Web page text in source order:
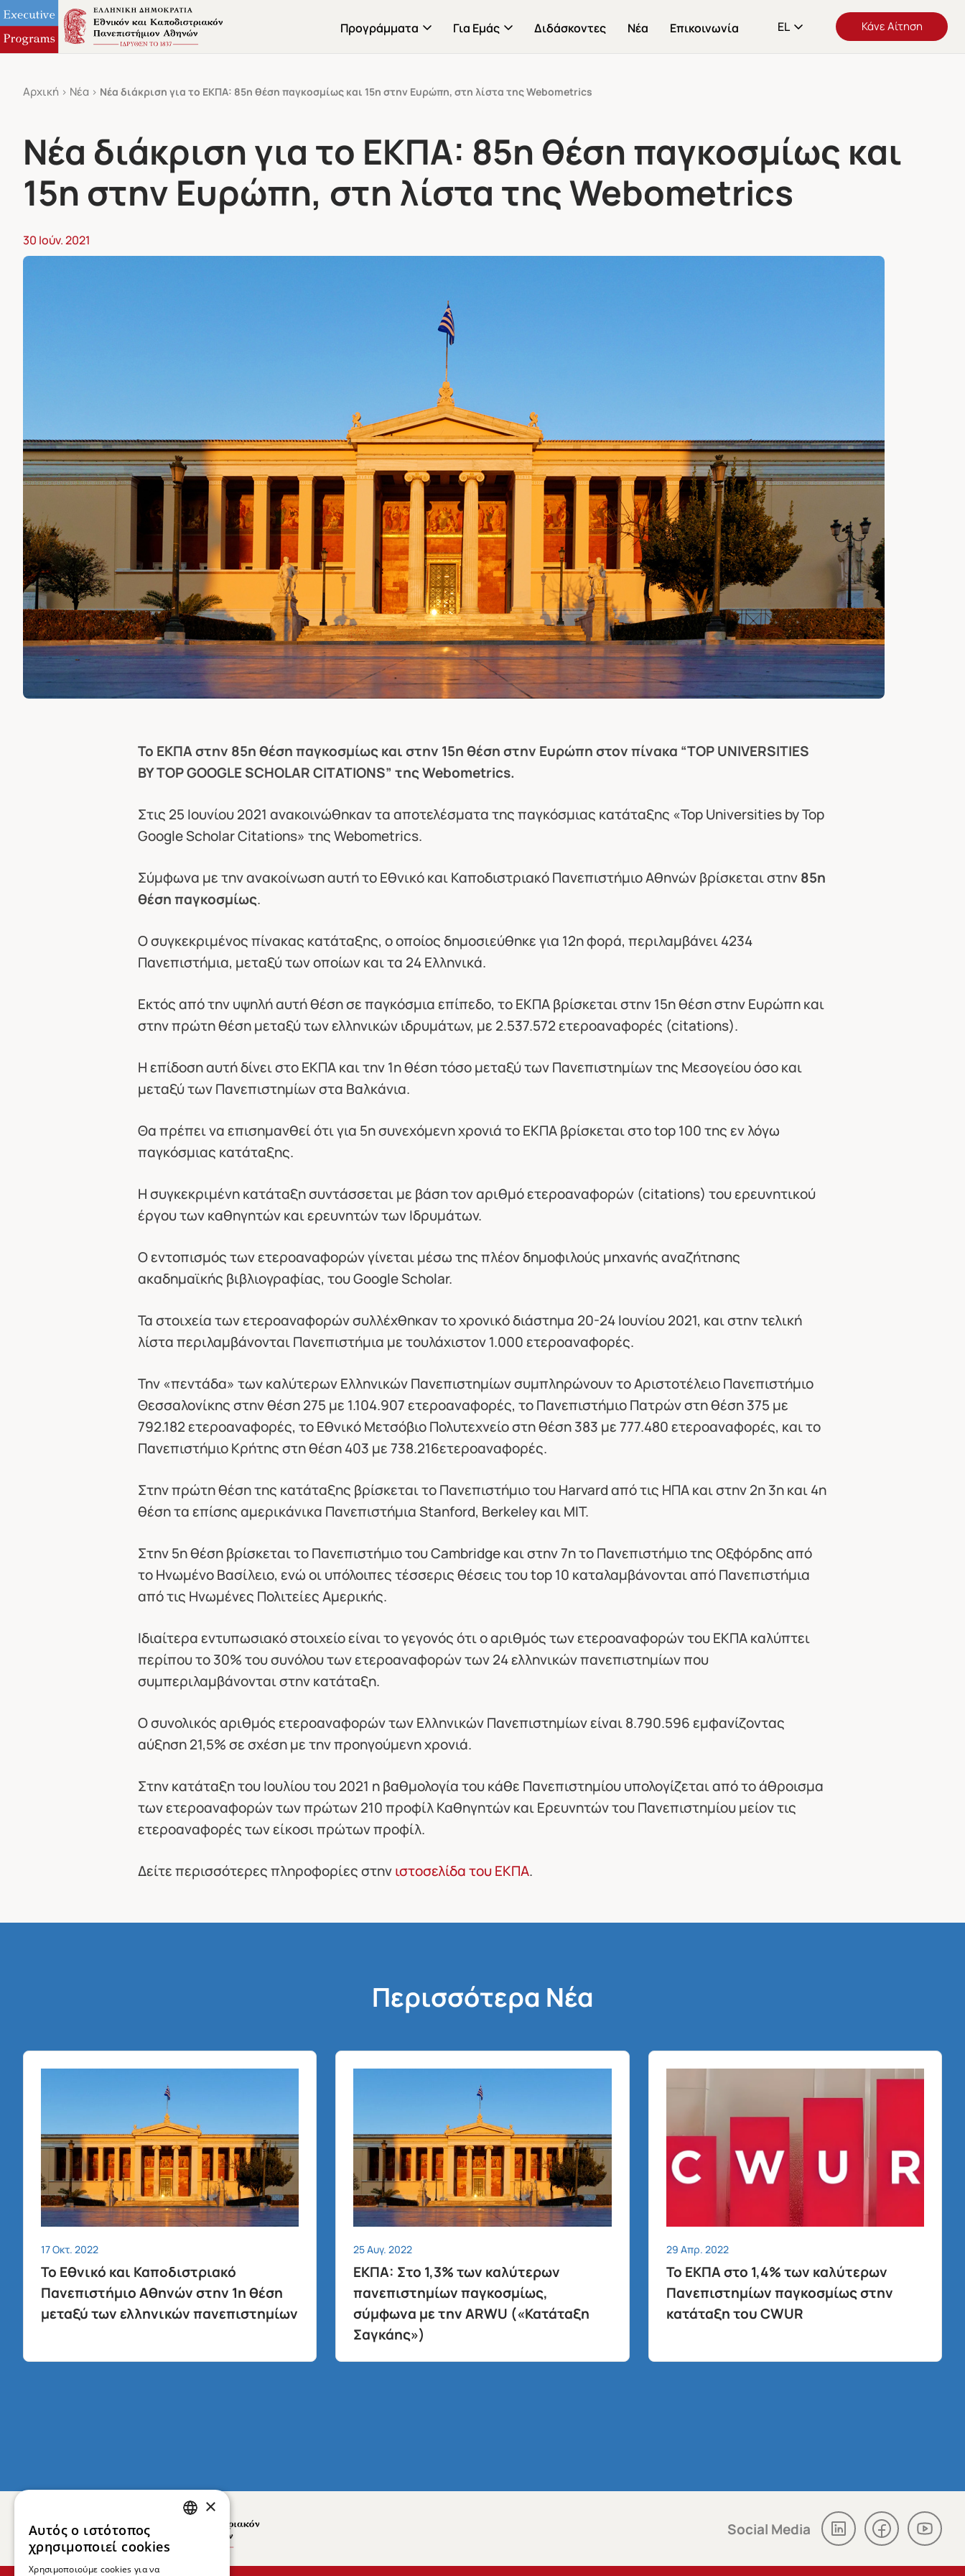
EL
Προγράμματα Για Εμάς Διδάσκοντες Νέα Επικοινωνία Κάνε Αίτηση
Αρχική Νέα Νέα διάκριση για το ΕΚΠΑ: 85η θέση παγκοσμίως και 15η στην Ευρώπη, στη λίστα της Webometrics
Νέα διάκριση για το ΕΚΠΑ: 85η θέση παγκοσμίως και
15η στην Ευρώπη, στη λίστα της Webometrics
30 Ιούν. 2021
Το ΕΚΠΑ στην 85η θέση παγκοσμίως και στην 15η θέση στην Ευρώπη στον πίνακα “TOP UNIVERSITIES
BY TOP GOOGLE SCHOLAR CITATIONS” της Webometrics.
Στις 25 Ιουνίου 2021 ανακοινώθηκαν τα αποτελέσματα της παγκόσμιας κατάταξης «Top Universities by Top
Google Scholar Citations» της Webometrics.
Σύμφωνα με την ανακοίνωση αυτή το Εθνικό και Καποδιστριακό Πανεπιστήμιο Αθηνών βρίσκεται στην85η
θέση παγκοσμίως.
Ο συγκεκριμένος πίνακας κατάταξης, ο οποίος δημοσιεύθηκε για 12η φορά, περιλαμβάνει 4234
Πανεπιστήμια, μεταξύ των οποίων και τα 24 Ελληνικά.
Εκτός από την υψηλή αυτή θέση σε παγκόσμια επίπεδο, το ΕΚΠΑ βρίσκεται στην 15η θέση στην Ευρώπη και
στην πρώτη θέση μεταξύ των ελληνικών ιδρυμάτων, με 2.537.572 ετεροαναφορές (citations).
Η επίδοση αυτή δίνει στο ΕΚΠΑ και την 1η θέση τόσο μεταξύ των Πανεπιστημίων της Μεσογείου όσο και
μεταξύ των Πανεπιστημίων στα Βαλκάνια.
Θα πρέπει να επισημανθεί ότι για 5η συνεχόμενη χρονιά το ΕΚΠΑ βρίσκεται στο top 100 της εν λόγω
παγκόσμιας κατάταξης.
Η συγκεκριμένη κατάταξη συντάσσεται με βάση τον αριθμό ετεροαναφορών (citations) του ερευνητικού
έργου των καθηγητών και ερευνητών των Ιδρυμάτων.
Ο εντοπισμός των ετεροαναφορών γίνεται μέσω της πλέον δημοφιλούς μηχανής αναζήτησης
ακαδημαϊκής βιβλιογραφίας, του Google Scholar.
Τα στοιχεία των ετεροαναφορών συλλέχθηκαν το χρονικό διάστημα 20-24 Ιουνίου 2021, και στην τελική
λίστα περιλαμβάνονται Πανεπιστήμια με τουλάχιστον 1.000 ετεροαναφορές.
Την «πεντάδα» των καλύτερων Ελληνικών Πανεπιστημίων συμπληρώνουν το Αριστοτέλειο Πανεπιστήμιο
Θεσσαλονίκης στην θέση 275 με 1.104.907 ετεροαναφορές, το Πανεπιστήμιο Πατρών στη θέση 375 με
792.182 ετεροαναφορές, το Εθνικό Μετσόβιο Πολυτεχνείο στη θέση 383 με 777.480 ετεροαναφορές, και το
Πανεπιστήμιο Κρήτης στη θέση 403 με 738.216ετεροαναφορές.
Στην πρώτη θέση της κατάταξης βρίσκεται το Πανεπιστήμιο του Harvard από τις ΗΠΑ και στην 2η 3η και 4η
θέση τα επίσης αμερικάνικα Πανεπιστήμια Stanford, Berkeley και ΜΙΤ.
Στην 5η θέση βρίσκεται το Πανεπιστήμιο του Cambridge και στην 7η το Πανεπιστήμιο της Οξφόρδης από
το Ηνωμένο Βασίλειο, ενώ οι υπόλοιπες τέσσερις θέσεις του top 10 καταλαμβάνονται από Πανεπιστήμια
από τις Ηνωμένες Πολιτείες Αμερικής.
Ιδιαίτερα εντυπωσιακό στοιχείο είναι το γεγονός ότι ο αριθμός των ετεροαναφορών του ΕΚΠΑ καλύπτει
περίπου το 30% του συνόλου των ετεροαναφορών των 24 ελληνικών πανεπιστημίων που
συμπεριλαμβάνονται στην κατάταξη.
Ο συνολικός αριθμός ετεροαναφορών των Ελληνικών Πανεπιστημίων είναι 8.790.596 εμφανίζοντας
αύξηση 21,5% σε σχέση με την προηγούμενη χρονιά.
Στην κατάταξη του Ιουλίου του 2021 η βαθμολογία του κάθε Πανεπιστημίου υπολογίζεται από το άθροισμα
των ετεροαναφορών των πρώτων 210 προφίλ Καθηγητών και Ερευνητών του Πανεπιστημίου μείον τις
ετεροαναφορές των είκοσι πρώτων προφίλ.
Δείτε περισσότερες πληροφορίες στηνιστοσελίδα του ΕΚΠΑ.
Περισσότερα Νέα
17 Οκτ. 2022
Το Εθνικό και Καποδιστριακό
Πανεπιστήμιο Αθηνών στην 1η θέση
μεταξύ των ελληνικών πανεπιστημίων
25 Αυγ. 2022
ΕΚΠΑ: Στο 1,3% των καλύτερων
πανεπιστημίων παγκοσμίως,
σύμφωνα με την ARWU («Κατάταξη
Σαγκάης»)
29 Απρ. 2022
Το ΕΚΠΑ στο 1,4% των καλύτερων
Πανεπιστημίων παγκοσμίως στην
κατάταξη του CWUR
×
Αυτός ο ιστότοπος
χρησιμοποιεί cookies
Χρησιμοποιούμε cookies για να